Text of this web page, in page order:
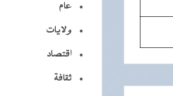
عام
ولايات
اقتصاد
ثقافة